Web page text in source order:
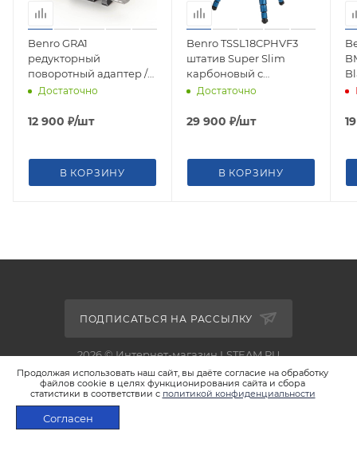
Продолжая использовать наш сайт, вы даёте согласие на обработку
файлов cookie в целях функционирования сайта и сбора
статистики в соответствии с политикой конфиденциальности
Согласен
Benro GRA1
редукторный
поворотный адаптер /
ArcaДостаточно
12 900 ₽/шт
В КОРЗИНУ
Benro TSSL18CPHVF3
штатив Super Slim
карбоновый с
универсальной
видео/ Arca/501PL
Достаточно
29 900 ₽/шт
В КОРЗИНУ
ПОДПИСАТЬСЯ НА РАССЫЛКУ
2026 © Интернет-магазин LSTEAM.RU